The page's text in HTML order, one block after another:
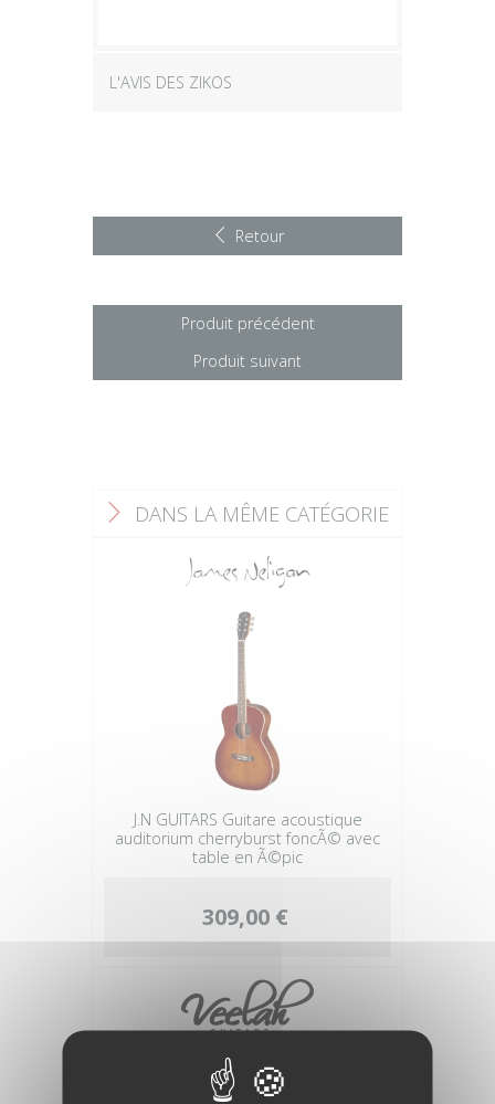
L'AVIS DES ZIKOS
Retour
Produit précédent
Produit suivant
F DANS LA MÊME CATÉGORIE
J.N GUITARS Guitare acoustique
auditorium cherryburst foncÃ© avec
table en Ã©pic
309,00 €